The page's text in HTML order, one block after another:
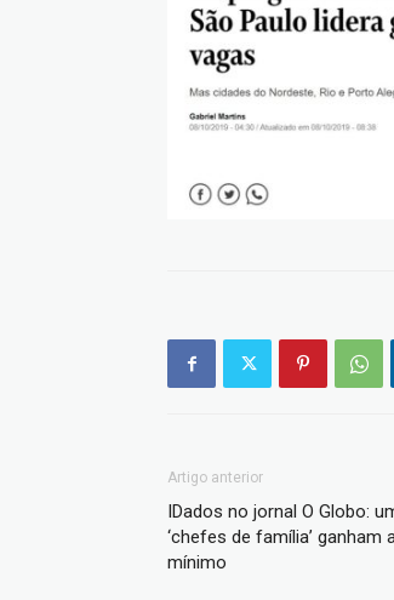
Artigo anterior
IDados no jornal O Globo:
‘chefes de família’ ganham
mínimo